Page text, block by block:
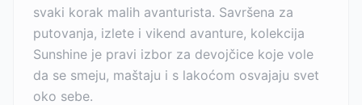
svaki korak malih avanturista. Savršena za
putovanja, izlete i vikend avanture, kolekcija
Sunshine je pravi izbor za devojčice koje vole
da se smeju, maštaju i s lakoćom osvajaju svet
oko sebe.